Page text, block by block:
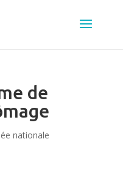
de
nationale